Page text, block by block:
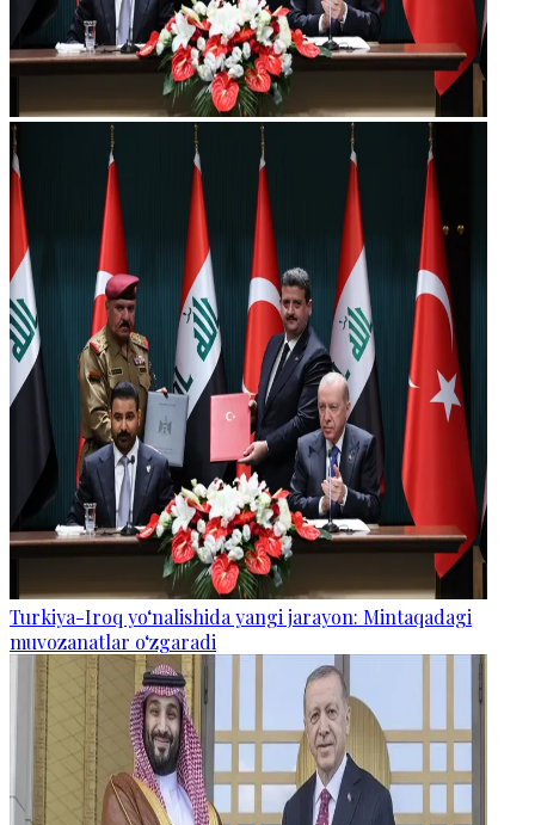
Turkiya-Iroq yo‘nalishida yangi jarayon: Mintaqadagi
muvozanatlar o‘zgaradi